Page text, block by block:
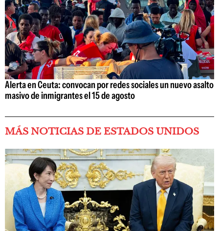
Alerta en Ceuta: convocan por redes sociales un nuevo asalto
masivo de inmigrantes el 15 de agosto
MÁS NOTICIAS DE ESTADOS UNIDOS